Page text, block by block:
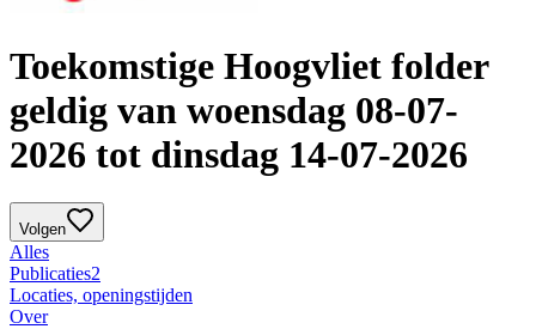
Toekomstige Hoogvliet folder
geldig van woensdag 08-07-
2026 tot dinsdag 14-07-2026
Volgen
Alles
Publicaties2
Locaties, openingstijden
Over